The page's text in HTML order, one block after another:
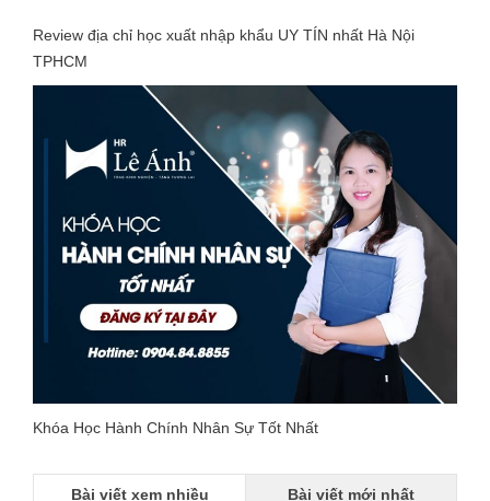
Review địa chỉ học xuất nhập khẩu UY TÍN nhất Hà Nội
TPHCM
Khóa Học Hành Chính Nhân Sự Tốt Nhất
Bài viết xem nhiều Bài viết mới nhất